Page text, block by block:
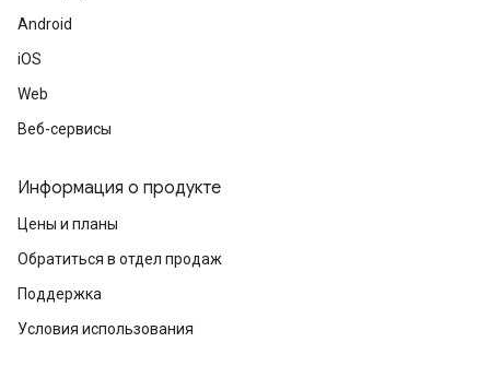
Android
iOS
Web
Веб-сервисы
Информация о продукте
Цены и планы
Обратиться в отдел продаж
Поддержка
Условия использования